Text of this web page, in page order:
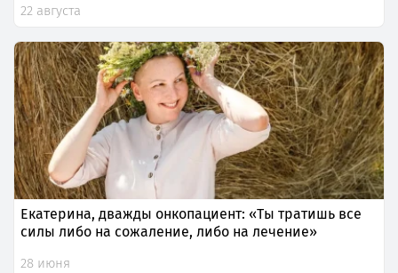
22 августа
Екатерина, дважды онкопациент: «Ты тратишь все
силы либо на сожаление, либо на лечение»
28 июня